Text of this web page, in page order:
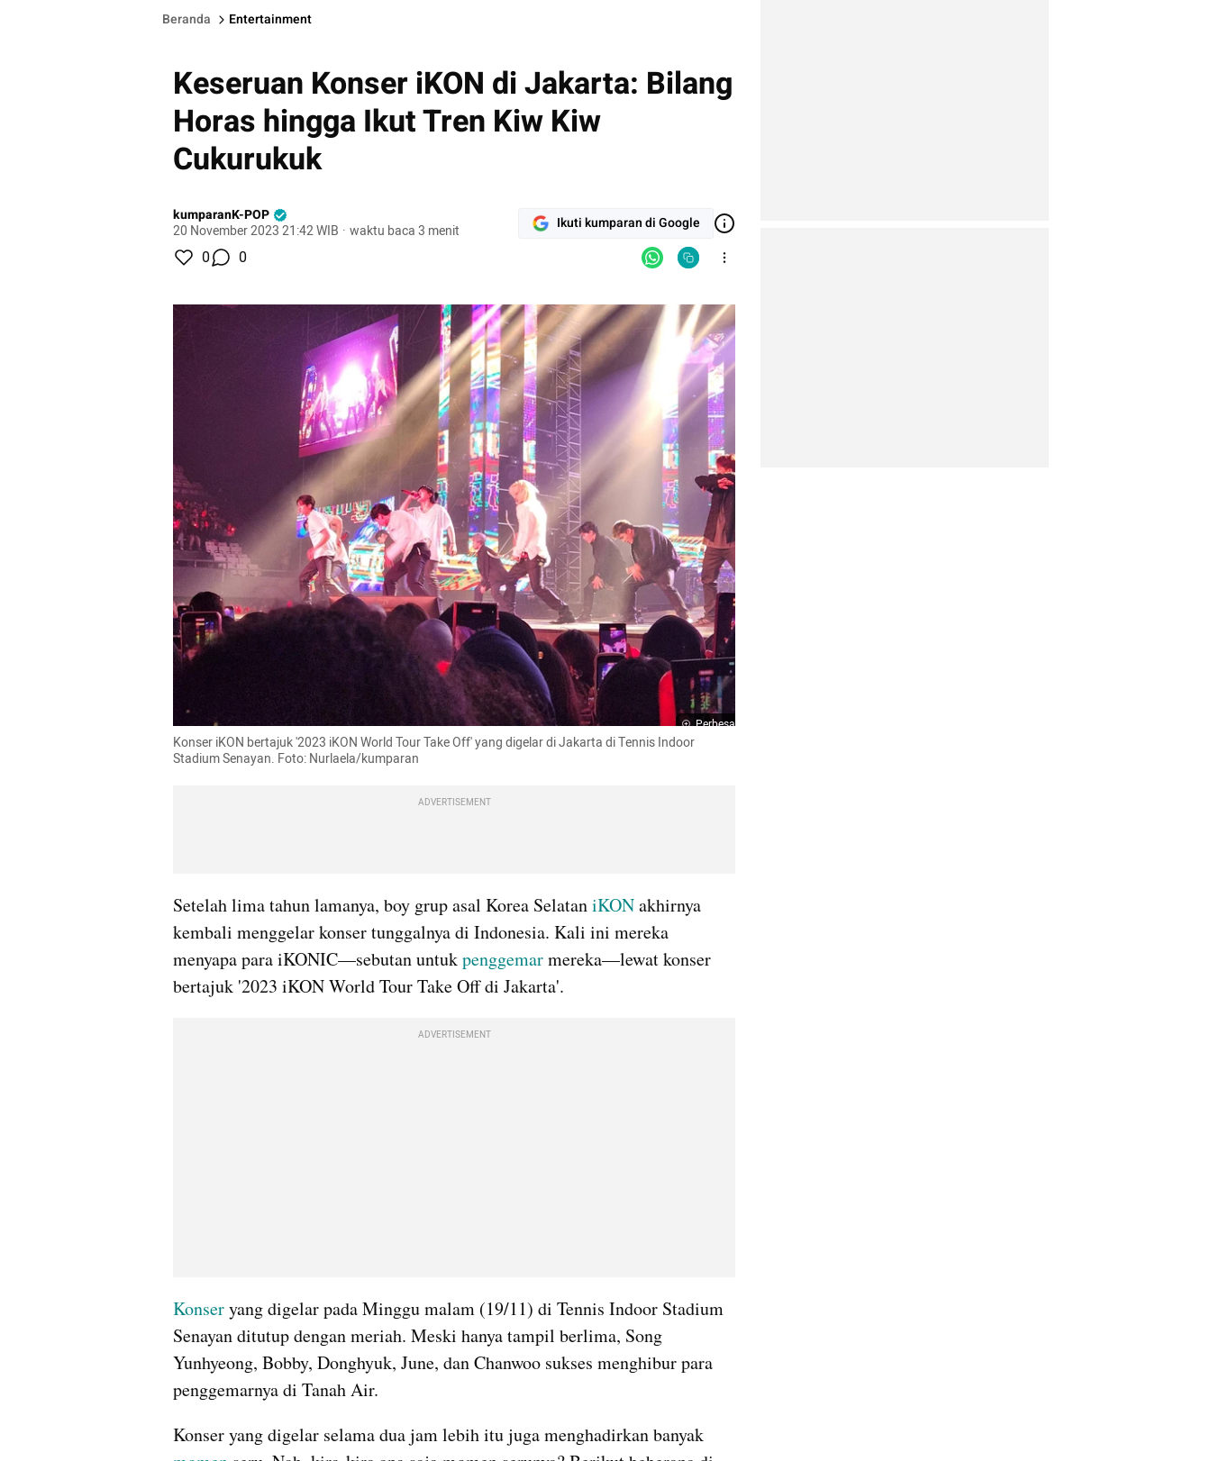
Beranda Entertainment
Keseruan Konser iKON di Jakarta: Bilang
Horas hingga Ikut Tren Kiw Kiw
Cukurukuk
kumparanK-POP
20 November 2023 21:42 WIB · waktu baca 3 menit Ikuti kumparan di Google
0 0
Perbesar
Konser iKON bertajuk '2023 iKON World Tour Take Off' yang digelar di Jakarta di Tennis Indoor
Stadium Senayan. Foto: Nurlaela/kumparan
ADVERTISEMENT
Setelah lima tahun lamanya, boy grup asal Korea Selatan iKON akhirnya
kembali menggelar konser tunggalnya di Indonesia. Kali ini mereka
menyapa para iKONIC—sebutan untuk penggemar mereka—lewat konser
bertajuk '2023 iKON World Tour Take Off di Jakarta'.
ADVERTISEMENT
Konser yang digelar pada Minggu malam (19/11) di Tennis Indoor Stadium
Senayan ditutup dengan meriah. Meski hanya tampil berlima, Song
Yunhyeong, Bobby, Donghyuk, June, dan Chanwoo sukses menghibur para
penggemarnya di Tanah Air.